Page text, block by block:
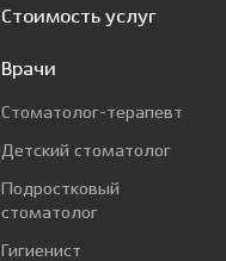
Стоимость услуг
Врачи
Стоматолог-терапевт
Детский стоматолог
Подростковый
стоматолог
Гигиенист